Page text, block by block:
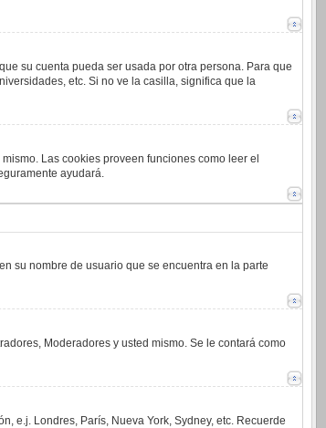
su cuenta pueda ser usada por otra persona. Para que
etc. Si no ve la casilla, significa que la
Las cookies proveen funciones como leer el
ayudará.
su nombre de usuario que se encuentra en la parte
Moderadores y usted mismo. Se le contará como
e.j. Londres, París, Nueva York, Sydney, etc. Recuerde